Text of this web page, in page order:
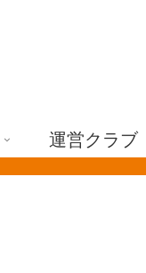
運営クラブ